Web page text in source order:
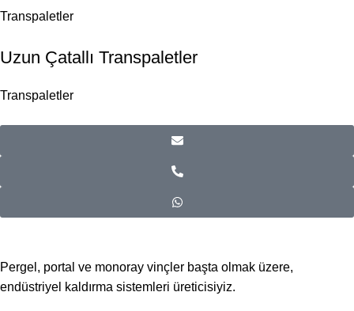
Transpaletler
Uzun Çatallı Transpaletler
Transpaletler
Pergel, portal ve monoray vinçler başta olmak üzere,
endüstriyel kaldırma sistemleri üreticisiyiz.